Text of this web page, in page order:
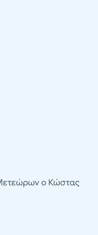
ο Κώστας